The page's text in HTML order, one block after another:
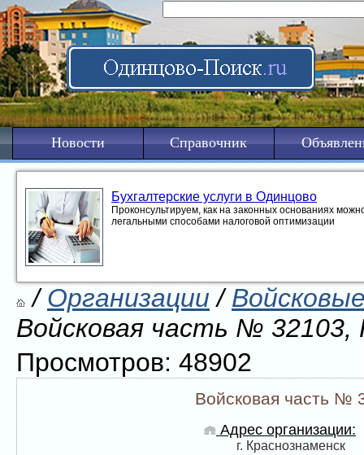
Новости Справочник
Бухгалтерские услуги в Одинцово
Проконсультируем, как на законных основаниях
легальными способами налоговой оптимизации
/Организации/
Войсковая часть № 32103,
Просмотров: 48902
Войсковая часть №
Адрес организации:
г. Краснознаменск